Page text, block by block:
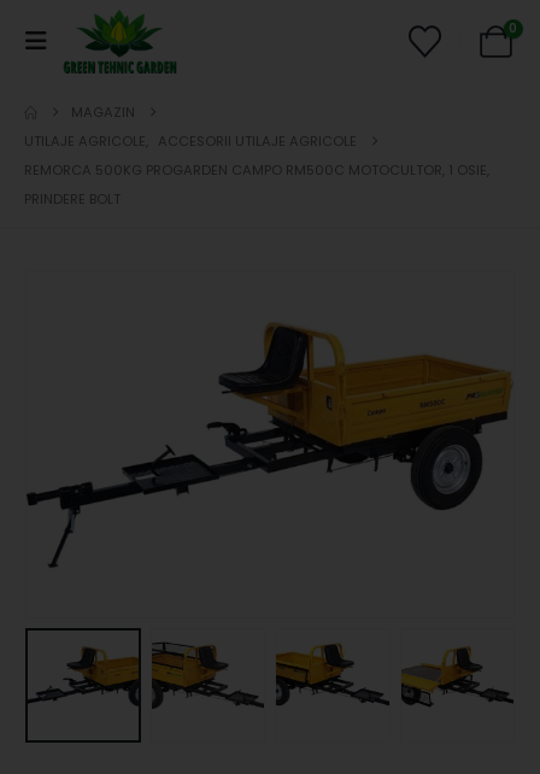
0
MAGAZIN
UTILAJE AGRICOLE
ACCESORII UTILAJE AGRICOLE
REMORCA 500KG PROGARDEN CAMPO RM500C MOTOCULTOR, 1 OSIE,
PRINDERE BOLT